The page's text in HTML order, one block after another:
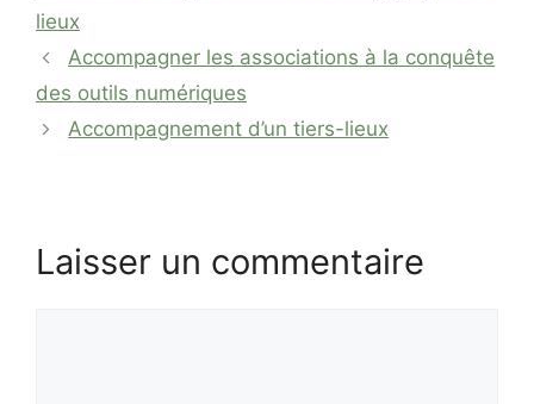
lieux
Accompagner les associations à la conquête
des outils numériques
Accompagnement d’un tiers-lieux
Laisser un commentaire